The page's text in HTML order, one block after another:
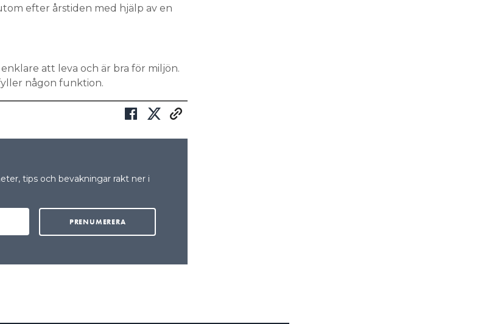
efter årstiden med hjälp av en
att leva och är bra för miljön.
någon funktion.
tips och bevakningar rakt ner i